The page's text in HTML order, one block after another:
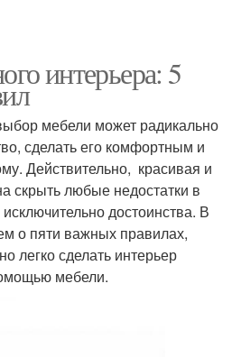
интерьера: 5
мебели может радикально
сделать его комфортным и
Действительно, красивая и
скрыть любые недостатки в
достоинства. В
о пяти важных правилах,
легко сделать интерьер
мебели.